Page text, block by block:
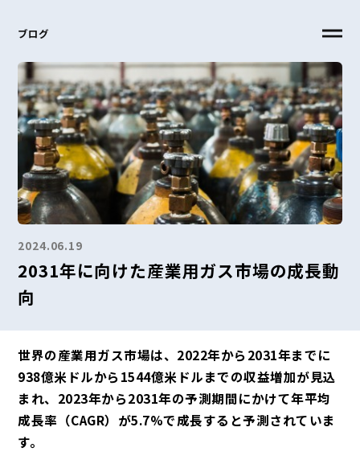
ブログ
2024.06.19
2031年に向けた産業用ガス市場の成長動
向
世界の産業用ガス市場は、2022年から2031年までに
938億米ドルから1544億米ドルまでの収益増加が見込
まれ、2023年から2031年の予測期間にかけて年平均
成長率（CAGR）が5.7%で成長すると予測されていま
す。